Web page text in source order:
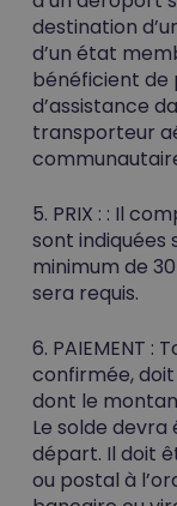
destination
d’un état
bénéficient de
d’assistance
transporteur
5. PRIX : : Il
sont indiquées
minimum de
sera requis.
6. PAIEMENT :
confirmée,
dont le
Le solde
départ. Il doit
ou postal à